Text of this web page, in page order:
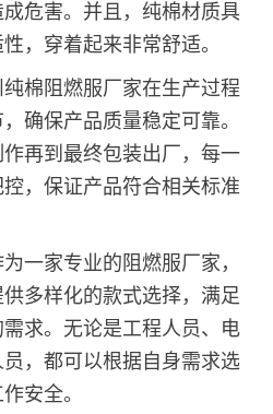
危害。并且，纯棉材质具
，穿着起来非常舒适。
棉阻燃服厂家在生产过程
确保产品质量稳定可靠。
再到最终包装出厂，每一
，保证产品符合相关标准
一家专业的阻燃服厂家，
多样化的款式选择，满足
求。无论是工程人员、电
，都可以根据自身需求选
安全。